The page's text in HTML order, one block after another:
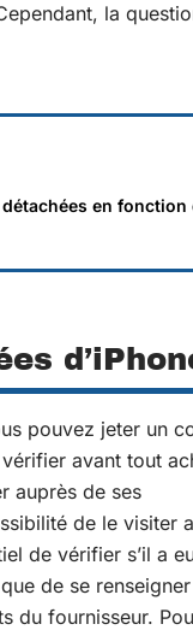
la
en fonction
pouvez jeter un
avant tout
auprès de ses
de le visiter
de vérifier s’il a
de se
du fournisseur.